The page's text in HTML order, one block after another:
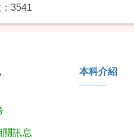
3541
關訊息
本科介紹